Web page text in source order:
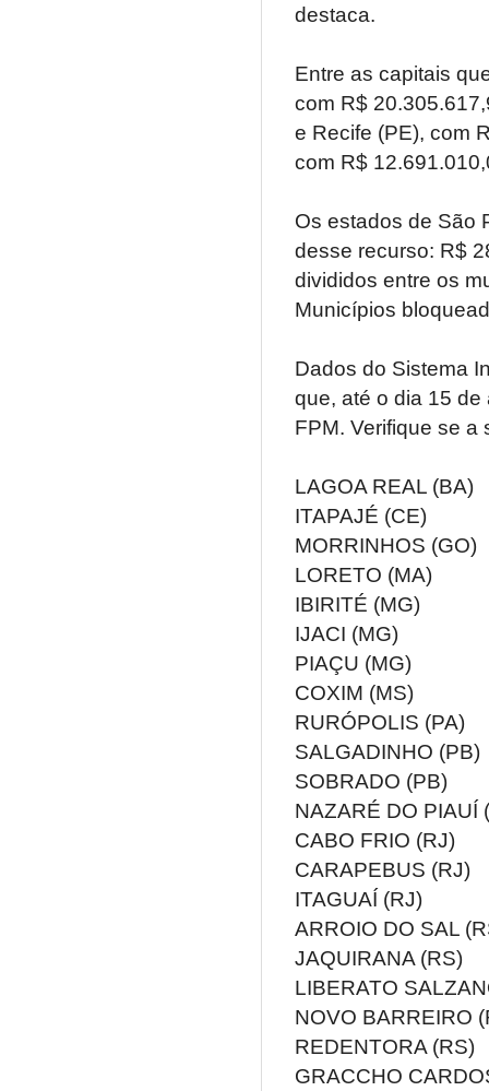
destaca.
Entre as capitais
com R$
e Recife (PE), com
com R$
Os estados de São
desse recurso: R$
divididos entre os
Municípios
Dados do Sistema
que, até o dia 15
FPM. Verifique se a
LAGOA REAL (BA)
ITAPAJÉ (CE)
MORRINHOS (GO)
LORETO (MA)
IBIRITÉ (MG)
IJACI (MG)
PIAÇU (MG)
COXIM (MS)
RURÓPOLIS (PA)
SALGADINHO (PB)
SOBRADO (PB)
NAZARÉ DO PIAUÍ
CABO FRIO (RJ)
CARAPEBUS (RJ)
ITAGUAÍ (RJ)
ARROIO DO SAL
JAQUIRANA (RS)
LIBERATO
NOVO BARREIRO
REDENTORA (RS)
GRACCHO